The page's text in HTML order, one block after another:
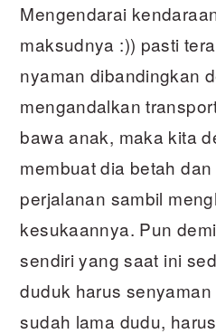
Mengendarai
maksudnya :)) pasti
nyaman dibandingkan
mengandalkan
bawa anak, maka kita
membuat dia betah
perjalanan sambil
kesukaannya. Pun
sendiri yang saat ini
duduk harus
sudah lama dudu,